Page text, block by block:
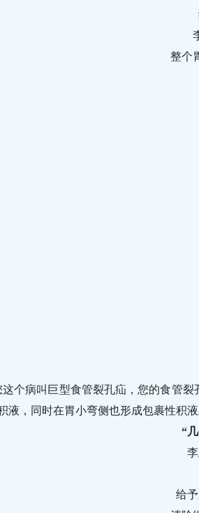
整个
个病叫巨型食管裂孔疝，您的食管
液，同时在胃小弯侧也形成包裹性积
“
给